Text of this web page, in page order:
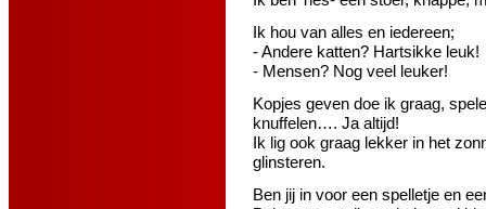
Ik hou van alles en iedereen;
- Andere katten? Hartsikke leuk!
- Mensen? Nog veel leuker!
Kopjes geven doe ik graag,
knuffelen…. Ja altijd!
Ik lig ook graag lekker in het
glinsteren.
Ben jij in voor een spelletje en